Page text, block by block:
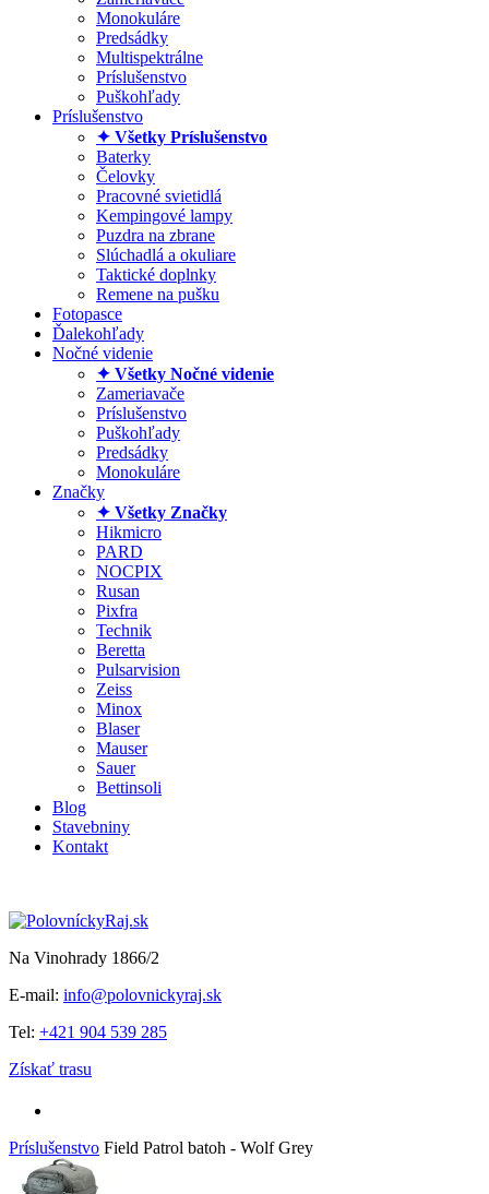
Monokuláre
Predsádky
Multispektrálne
Príslušenstvo
Puškohľady
Príslušenstvo
✦ Všetky Príslušenstvo
Baterky
Čelovky
Pracovné svietidlá
Kempingové lampy
Puzdra na zbrane
Slúchadlá a okuliare
Taktické doplnky
Remene na pušku
Fotopasce
Ďalekohľady
Nočné videnie
✦ Všetky Nočné videnie
Zameriavače
Príslušenstvo
Puškohľady
Predsádky
Monokuláre
Značky
✦ Všetky Značky
Hikmicro
PARD
NOCPIX
Rusan
Pixfra
Technik
Beretta
Pulsarvision
Zeiss
Minox
Blaser
Mauser
Sauer
Bettinsoli
Blog
Stavebniny
Kontakt
Na Vinohrady 1866/2
E-mail: info@polovnickyraj.sk
Tel: +421 904 539 285
Získať trasu
Príslušenstvo Field Patrol batoh - Wolf Grey